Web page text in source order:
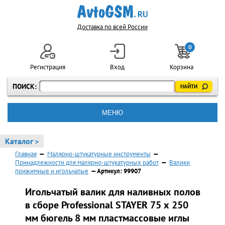
Доставка по всей России
ПОИСК:
Регистрация Вход
0
Корзина
МЕНЮ
Каталог >
Главная — Малярно-штукатурные инструменты —
Принадлежности для малярно-штукатурных работ — Валики
прижимные и игольчатые — Артикул: 99907
Игольчатый валик для наливных полов
в сборе Professional STAYER 75 х 250
мм бюгель 8 мм пластмассовые иглы